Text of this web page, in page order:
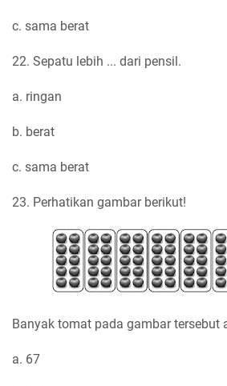
c. sama berat
22. Sepatu lebih ... dari pensil.
a. ringan
b. berat
c. sama berat
23. Perhatikan gambar berikut!
Banyak tomat pada gambar tersebut
a. 67